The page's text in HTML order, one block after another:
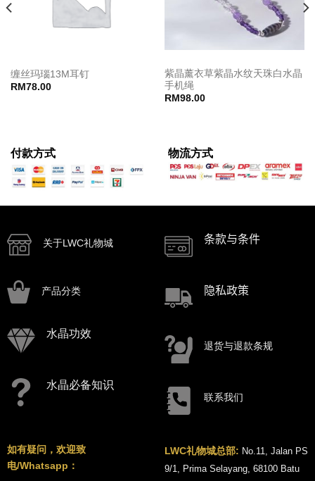
缠丝玛瑙13M耳钉
RM 78.00
紫晶薰衣草紫晶水纹天珠白水晶
手机绳
RM 98.00
付款方式 物流方式
关于LWC礼物城
产品分类
水晶功效
水晶必备知识
条款与条件
隐私政策
退货与退款条规
联系我们
如有疑问，欢迎致
电/Whatsapp：
LWC礼物城总部: No.11, Jalan PS
9/1, Prima Selayang, 68100 Batu